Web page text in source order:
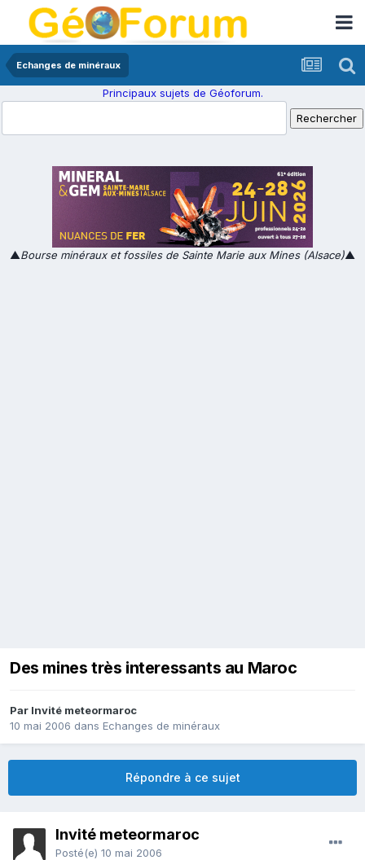
Echanges de minéraux
Principaux sujets de Géoforum.
▲Bourse minéraux et fossiles de Sainte Marie aux Mines (Alsace)▲
Des mines très interessants au Maroc
Par Invité meteormaroc
10 mai 2006 dans Echanges de minéraux
Répondre à ce sujet
Invité meteormaroc
Posté(e) 10 mai 2006